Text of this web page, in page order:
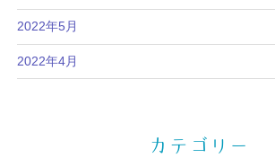
2022年5月
2022年4月
カテゴリー